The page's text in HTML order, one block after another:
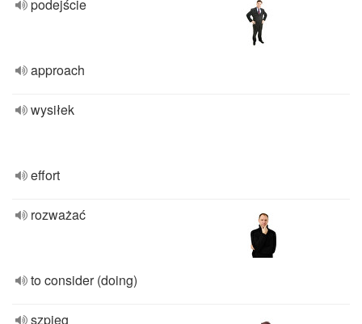
podejście
approach
wysiłek
effort
rozważać
to consider (doing)
szpieg